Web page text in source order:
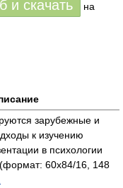
и скачать
на
зарубежные и
к изучению
в психологии
60x84/16, 148